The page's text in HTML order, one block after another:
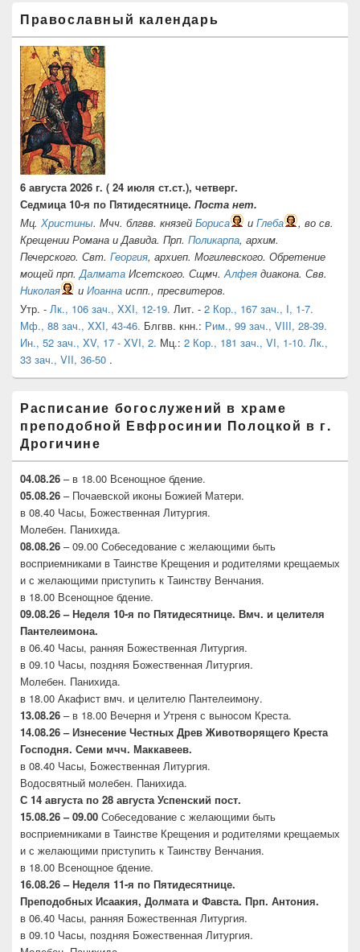
Православный календарь
6 августа 2026 г. ( 24 июля ст.ст.), четверг.
Седмица 10-я по Пятидесятнице. Поста нет.
Мц. Христины. Мчч. блгвв. князей Бориса и Глеба
, во св.
Крещении Романа и Давида. Прп. Поликарпа, архим.
Печерского. Свт. Георгия, архиеп. Могилевского. Обретение
мощей прп.Далмата Исетского. Сщмч.Алфея диакона. Свв.
Николая
и Иоанна испп., пресвитеров.
Утр. - Лк., 106 зач., XXI, 12-19. Лит. - 2 Кор., 167 зач., I, 1-7.
Мф., 88 зач., XXI, 43-46. Блгвв. кнн.: Рим., 99 зач., VIII, 28-39.
Ин., 52 зач., XV, 17 - XVI, 2. Мц.: 2 Кор., 181 зач., VI, 1-10. Лк.,
33 зач., VII, 36-50 .
Расписание богослужений в храме
преподобной Евфросинии Полоцкой в г.
Дрогичине
04.08.26 – в 18.00 Всенощное бдение.
05.08.26 – Почаевской иконы Божией Матери.
в 08.40 Часы, Божественная Литургия.
Молебен. Панихида.
08.08.26 – 09.00 Собеседование с желающими быть
восприемниками в Таинстве Крещения и родителями крещаемых
и с желающими приступить к Таинству Венчания.
в 18.00 Всенощное бдение.
09.08.26 – Неделя 10-я по Пятидесятнице. Вмч. и целителя
Пантелеимона.
в 06.40 Часы, ранняя Божественная Литургия.
в 09.10 Часы, поздняя Божественная Литургия.
Молебен. Панихида.
в 18.00 Акафист вмч. и целителю Пантелеимону.
13.08.26 – в 18.00 Вечерня и Утреня с выносом Креста.
14.08.26 – Изнесение Честных Древ Животворящего Креста
Господня. Семи мчч. Маккавеев.
в 08.40 Часы, Божественная Литургия.
Водосвятный молебен. Панихида.
С 14 августа по 28 августа Успенский пост.
15.08.26 – 09.00 Собеседование с желающими быть
восприемниками в Таинстве Крещения и родителями крещаемых
и с желающими приступить к Таинству Венчания.
в 18.00 Всенощное бдение.
16.08.26 – Неделя 11-я по Пятидесятнице.
Преподобных Исаакия, Долмата и Фавста. Прп. Антония.
в 06.40 Часы, ранняя Божественная Литургия.
в 09.10 Часы, поздняя Божественная Литургия.